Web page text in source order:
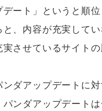
デート」というと順
と、内容が充実して
させているサイト
ンダアップデートに
パンダアップデート